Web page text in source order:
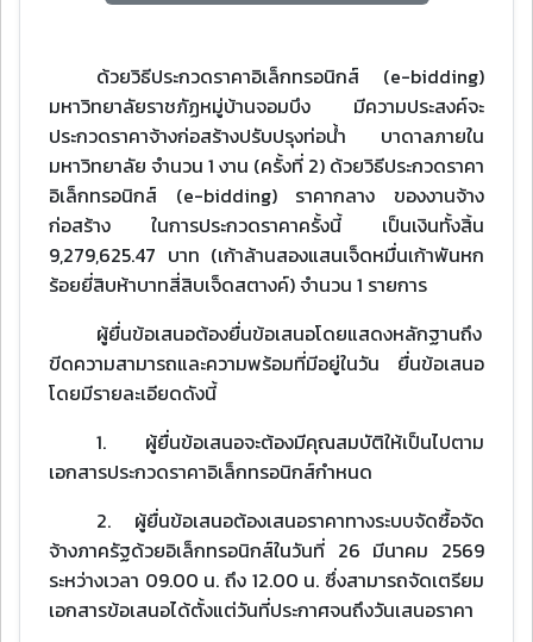
ด้วยวิธีประกวดราคาอิเล็กทรอนิกส์ (e-bidding)
มหาวิทยาลัยราชภัฏหมู่บ้านจอมบึง มีความประสงค์จะ
ประกวดราคาจ้างก่อสร้างปรับปรุงท่อน้ํา บาดาลภายใน
มหาวิทยาลัย จํานวน 1 งาน (ครั้งที่ 2) ด้วยวิธีประกวดราคา
อิเล็กทรอนิกส์ (e-bidding) ราคากลาง ของงานจ้าง
ก่อสร้าง ในการประกวดราคาครั้งนี้ เป็นเงินทั้งสิ้น
9,279,625.47 บาท (เก้าล้านสองแสนเจ็ดหมื่นเก้าพันหก
ร้อยยี่สิบห้าบาทสี่สิบเจ็ดสตางค์) จํานวน 1 รายการ
ผู้ยื่นข้อเสนอต้องยื่นข้อเสนอโดยแสดงหลักฐานถึง
ขีดความสามารถและความพร้อมที่มีอยู่ในวัน ยื่นข้อเสนอ
โดยมีรายละเอียดดังนี้
1. ผู้ยื่นข้อเสนอจะต้องมีคุณสมบัติให้เป็นไปตาม
เอกสารประกวดราคาอิเล็กทรอนิกส์กําหนด
2. ผู้ยื่นข้อเสนอต้องเสนอราคาทางระบบจัดซื้อจัด
จ้างภาครัฐด้วยอิเล็กทรอนิกส์ในวันที่ 26 มีนาคม 2569
ระหว่างเวลา 09.00 น. ถึง 12.00 น. ซึ่งสามารถจัดเตรียม
เอกสารข้อเสนอได้ตั้งแต่วันที่ประกาศจนถึงวันเสนอราคา